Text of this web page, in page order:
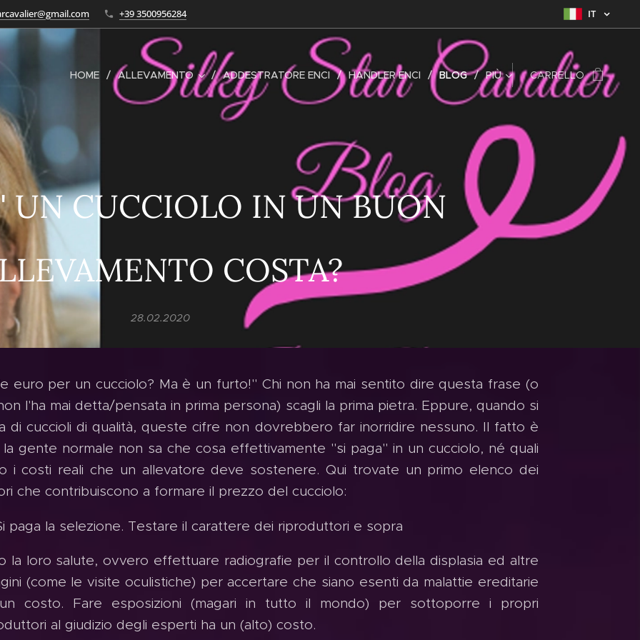
+39 3500956284 IT
HOME ALLEVAMENTO ADDESTRATORE ENCI HANDLER ENCI BLOG PIÙ CARRELLO
UN CUCCIOLO IN UN BUON
COSTA?
28.02.2020
euro per un cucciolo? Ma è un furto!" Chi non ha mai sentito dire questa frase (o
l'ha mai detta/pensata in prima persona) scagli la prima pietra. Eppure, quando si
di cuccioli di qualità, queste cifre non dovrebbero far inorridire nessuno. Il fatto è
gente normale non sa che cosa effettivamente "si paga" in un cucciolo, né quali
i costi reali che un allevatore deve sostenere. Qui trovate un primo elenco dei
che contribuiscono a formare il prezzo del cucciolo:
paga la selezione. Testare il carattere dei riproduttori e sopra
la loro salute, ovvero effettuare radiografie per il controllo della displasia ed altre
(come le visite oculistiche) per accertare che siano esenti da malattie ereditarie
costo. Fare esposizioni (magari in tutto il mondo) per sottoporre i propri
al giudizio degli esperti ha un (alto) costo.